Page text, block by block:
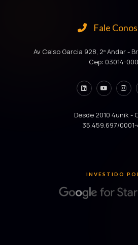
Fale
Av Celso Garcia 928, 2º Andar -
Cep: 03014-000
Desde 2010 4unik -
35.459.697/
INVESTIDO